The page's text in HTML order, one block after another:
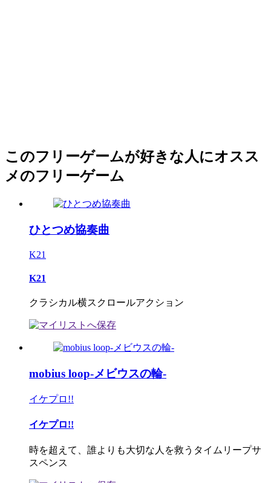
このフリーゲームが好きな人にオスス
メのフリーゲーム
ひとつめ協奏曲
K21
K21
クラシカル横スクロールアクション
mobius loop-メビウスの輪-
イケプロ!!
イケプロ!!
時を超えて、誰よりも大切な人を救うタイムリープサ
スペンス